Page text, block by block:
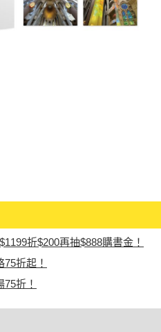
折$200再抽$888購書金！
折起！
折！